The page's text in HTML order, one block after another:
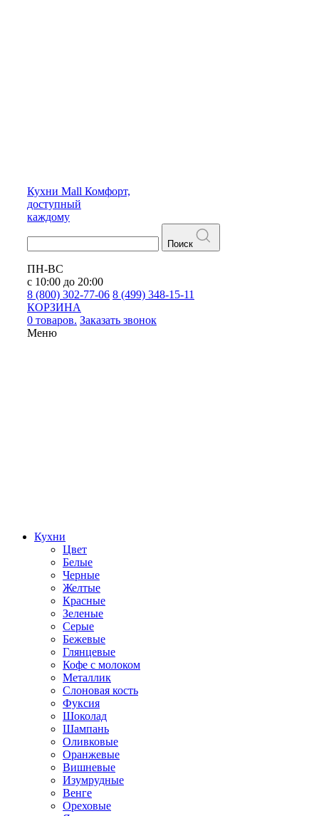
Кухни Mall Комфорт,
доступный
каждому
Поиск
ПН-ВС
с 10:00 до 20:00
8 (800) 302-77-06 8 (499) 348-15-11
КОРЗИНА
0 товаров. Заказать звонок
Меню
Кухни
Цвет
Белые
Черные
Желтые
Красные
Зеленые
Серые
Бежевые
Глянцевые
Кофе с молоком
Металлик
Слоновая кость
Фуксия
Шоколад
Шампань
Оливковые
Оранжевые
Вишневые
Изумрудные
Венге
Ореховые